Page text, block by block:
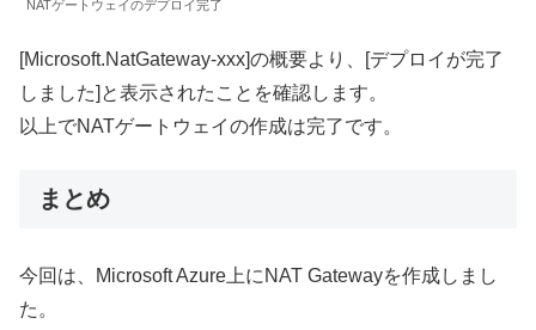
NATゲートウェイのデプロイ完了
[Microsoft.NatGateway-xxx]の概要より、[デプロイが完了
しました]と表示されたことを確認します。
以上でNATゲートウェイの作成は完了です。
まとめ
今回は、Microsoft Azure上にNAT Gatewayを作成しまし
た。